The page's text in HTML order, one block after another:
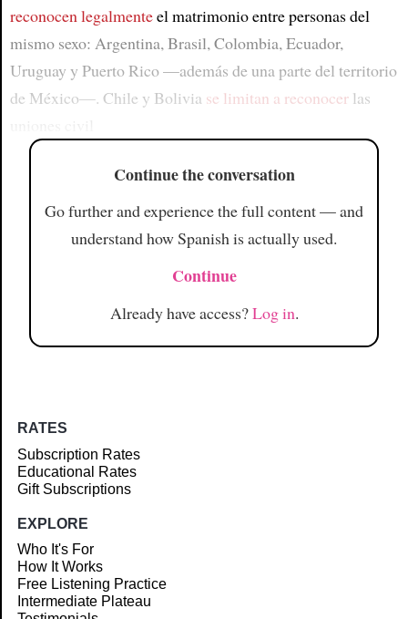
reconocen legalmenteel matrimonio entre personas del
mismo sexo: Argentina, Brasil, Colombia, Ecuador,
Uruguay y Puerto Rico —además de una parte del territorio
de México—. Chile y Bolivia se limitan a reconocerlas
Continue the conversation
Go further and experience the full content — and
understand how Spanish is actually used.
Continue
Already have access?Log in.
RATES
Subscription Rates
Educational Rates
Gift Subscriptions
EXPLORE
Who It's For
How It Works
Free Listening Practice
Intermediate Plateau